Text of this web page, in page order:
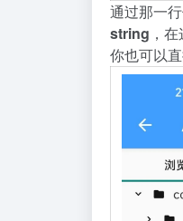
通过那一行
string ， 在
你也可以直